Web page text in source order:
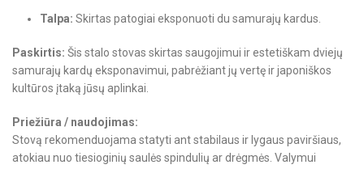
Talpa: Skirtas patogiai eksponuoti du samurajų kardus.
Paskirtis: Šis stalo stovas skirtas saugojimui ir estetiškam dviejų
samurajų kardų eksponavimui, pabrėžiant jų vertę ir japoniškos
kultūros įtaką jūsų aplinkai.
Priežiūra / naudojimas:
Stovą rekomenduojama statyti ant stabilaus ir lygaus paviršiaus,
atokiau nuo tiesioginių saulės spindulių ar drėgmės. Valymui